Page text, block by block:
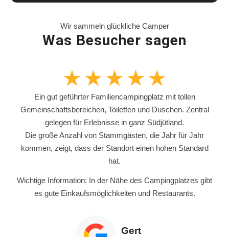
Wir sammeln glückliche Camper
Was Besucher sagen
Ein gut geführter Familiencampingplatz mit tollen
Gemeinschaftsbereichen, Toiletten und Duschen. Zentral
gelegen für Erlebnisse in ganz Südjütland.
Die große Anzahl von Stammgästen, die Jahr für Jahr
kommen, zeigt, dass der Standort einen hohen Standard
hat.
Wichtige Information: In der Nähe des Campingplatzes gibt
es gute Einkaufsmöglichkeiten und Restaurants.
Gert